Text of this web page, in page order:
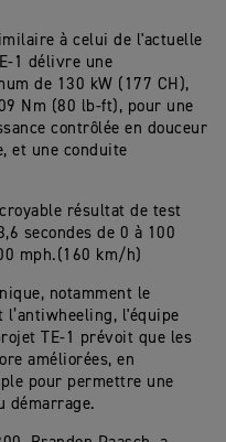
à celui de l'actuelle
1 délivre une
de 130 kW (177 CH),
Nm (80 lb-ft), pour une
contrôlée en douceur
et une conduite
résultat de test
secondes de 0 à 100
mph.(160 km/h)
notamment le
l'équipe
TE-1 prévoit que les
améliorées, en
pour permettre une
démarrage.